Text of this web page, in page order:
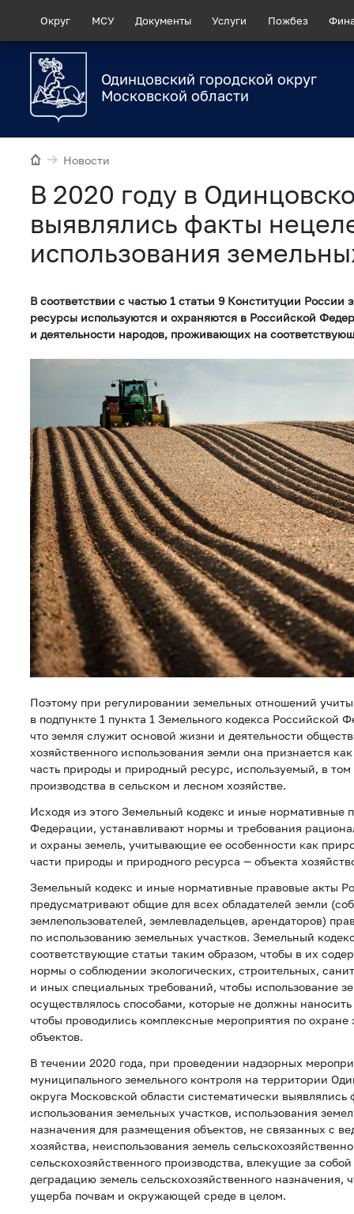
Округ МСУ Документы Услуги Пожбез
Одинцовский городской округ
Московской области
Новости
В 2020 году в
выявлялись факты
использования
В соответствии с частью 1 статьи 9 Конституции России
ресурсы используются и охраняются в Российской
и деятельности народов, проживающих на
Поэтому при регулировании земельных отношений
в подпункте 1 пункта 1 Земельного кодекса Российской
что земля служит основой жизни и деятельности
хозяйственного использования земли она признается
часть природы и природный ресурс, используемый, в том
производства в сельском и лесном хозяйстве.
Исходя из этого Земельный кодекс и иные нормативные
Федерации, устанавливают нормы и требования
и охраны земель, учитывающие ее особенности как
части природы и природного ресурса — объекта
Земельный кодекс и иные нормативные правовые акты
предусматривают общие для всех обладателей земли
землепользователей, землевладельцев, арендаторов)
по использованию земельных участков. Земельный
соответствующие статьи таким образом, чтобы в их
нормы о соблюдении экологических, строительных,
и иных специальных требований, чтобы использование
осуществлялось способами, которые не должны
чтобы проводились комплексные мероприятия по
объектов.
В течении 2020 года, при проведении надзорных
муниципального земельного контроля на территории
округа Московской области систематически выявлялись
использования земельных участков, использования
назначения для размещения объектов, не связанных с
хозяйства, неиспользования земель
сельскохозяйственного производства, влекущие за
деградацию земель сельскохозяйственного назначения,
ущерба почвам и окружающей среде в целом.